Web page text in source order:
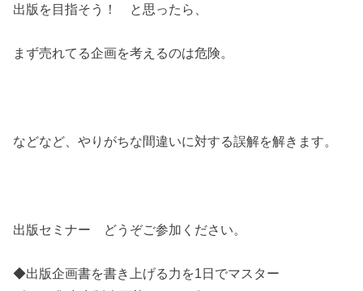
出版を目指そう！ と思ったら、
まず売れてる企画を考えるのは危険。
などなど、やりがちな間違いに対する誤解を解きます。
出版セミナー どうぞご参加ください。
◆出版企画書を書き上げる力を1日でマスター